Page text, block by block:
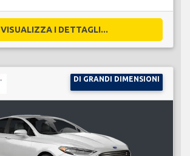
VISUALIZZA I DETTAGLI...
DI GRANDI DIMENSIONI